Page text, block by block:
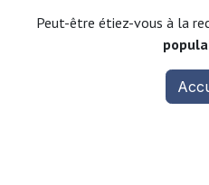
Peut-être étiez-vous à la